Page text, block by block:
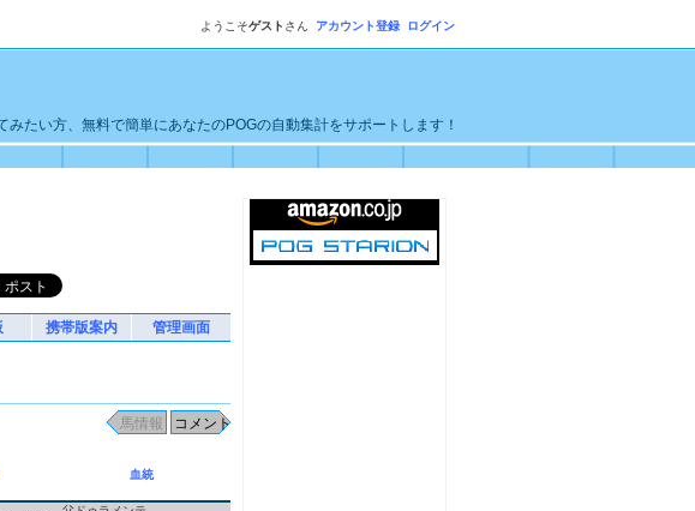
ようこそゲスト さん アカウント登録 ログイン
たい方、無料で簡単にあなたのPOGの自動集計をサポートします！
携帯版案内
管理画面
血統